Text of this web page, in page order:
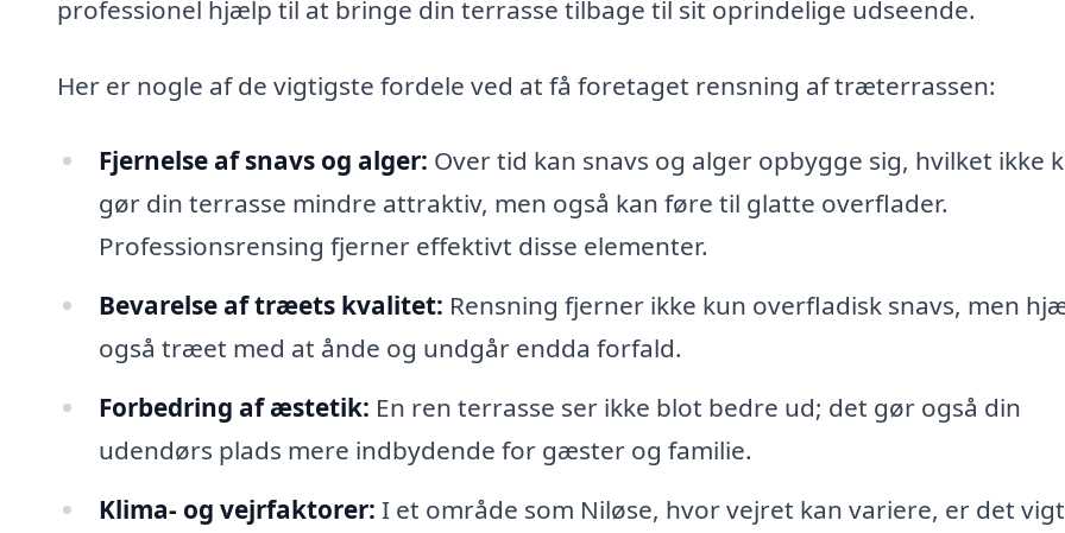
professionel hjælp til at bringe din terrasse tilbage til sit oprindelige udseende.
Her er nogle af de vigtigste fordele ved at få foretaget rensning af træterrassen:
Fjernelse af snavs og alger: Over tid kan snavs og alger opbygge sig, hvilket ikke
gør din terrasse mindre attraktiv, men også kan føre til glatte overflader.
Professionsrensing fjerner effektivt disse elementer.
Bevarelse af træets kvalitet: Rensning fjerner ikke kun overfladisk snavs, men
også træet med at ånde og undgår endda forfald.
Forbedring af æstetik: En ren terrasse ser ikke blot bedre ud; det gør også din
udendørs plads mere indbydende for gæster og familie.
Klima- og vejrfaktorer: I et område som Niløse, hvor vejret kan variere, er det